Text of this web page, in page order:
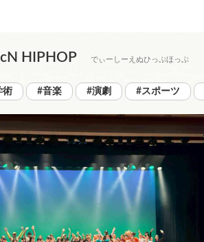
HIPHOP でぃーしーえぬひっぷほっぷ
術 #音楽 #演劇 #スポーツ